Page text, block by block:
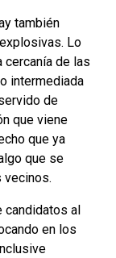
también
Lo
de las
intermediada
de
que viene
que ya
que se
vecinos.
candidatos al
en los